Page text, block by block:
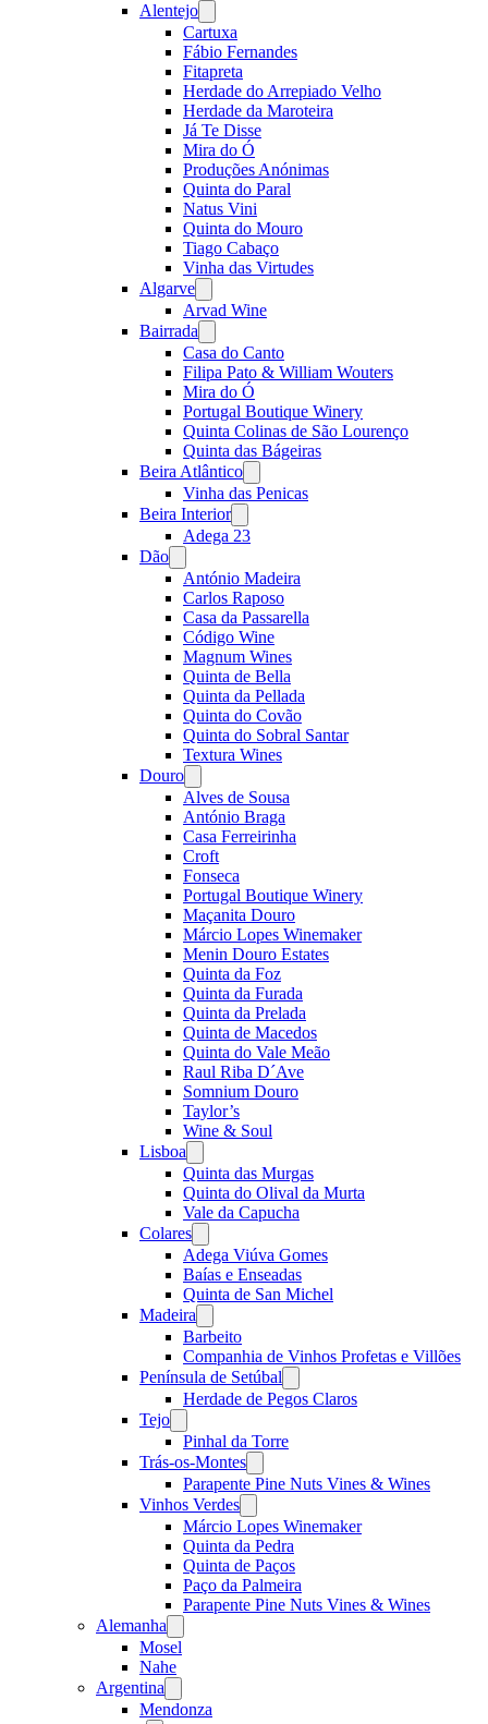
Alentejo
menu
Cartuxa
Fábio Fernandes
Fitapreta
Herdade do Arrepiado Velho
Herdade da Maroteira
Já Te Disse
Mira do Ó
Produções Anónimas
Quinta do Paral
Natus Vini
Quinta do Mouro
Tiago Cabaço
Vinha das Virtudes
Algarve
menu
Arvad Wine
Bairrada
menu
Casa do Canto
Filipa Pato & William Wouters
Mira do Ó
Portugal Boutique Winery
Quinta Colinas de São Lourenço
Quinta das Bágeiras
Beira Atlântico
menu
Vinha das Penicas
Beira Interior
menu
Adega 23
Dão
menu
António Madeira
Carlos Raposo
Casa da Passarella
Código Wine
Magnum Wines
Quinta de Bella
Quinta da Pellada
Quinta do Covão
Quinta do Sobral Santar
Textura Wines
Douro
menu
Alves de Sousa
António Braga
Casa Ferreirinha
Croft
Fonseca
Portugal Boutique Winery
Maçanita Douro
Márcio Lopes Winemaker
Menin Douro Estates
Quinta da Foz
Quinta da Furada
Quinta da Prelada
Quinta de Macedos
Quinta do Vale Meão
Raul Riba D´Ave
Somnium Douro
Taylor’s
Wine & Soul
Lisboa
menu
Quinta das Murgas
Quinta do Olival da Murta
Vale da Capucha
Colares
menu
Adega Viúva Gomes
Baías e Enseadas
Quinta de San Michel
Madeira
menu
Barbeito
Companhia de Vinhos Profetas e Villões
Península de Setúbal
menu
Herdade de Pegos Claros
Tejo
menu
Pinhal da Torre
Trás-os-Montes
menu
Parapente Pine Nuts Vines & Wines
Vinhos Verdes
menu
Márcio Lopes Winemaker
Quinta da Pedra
Quinta de Paços
Paço da Palmeira
Parapente Pine Nuts Vines & Wines
Alemanha
menu
Mosel
Nahe
Argentina
menu
Mendonza